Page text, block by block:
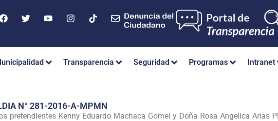
Transparencia Seguridad Programas Intranet
N° 281-2016-A-MPMN
pretendientes Kenny Eduardo Machaca Gomel y Doña Rosa Angelica Arias